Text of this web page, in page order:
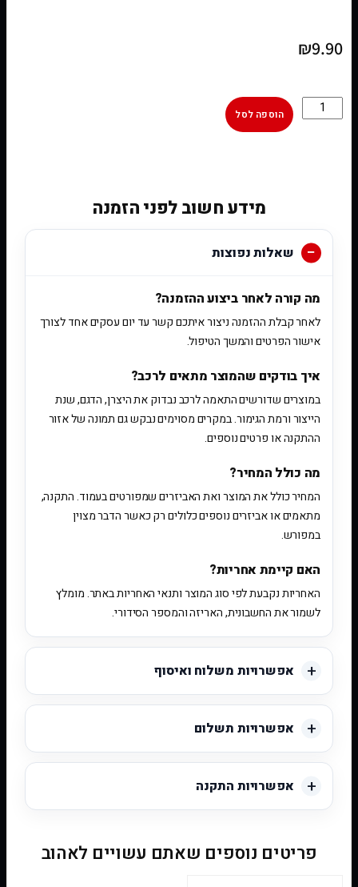
₪9.90
הוספה לסל
מידע חשוב לפני הזמנה
שאלות נפוצות
מה קורה לאחר ביצוע ההזמנה?
לאחר קבלת ההזמנה ניצור איתכם קשר עד יום עסקים אחד לצורך
אישור הפרטים והמשך הטיפול.
איך בודקים שהמוצר מתאים לרכב?
במוצרים שדורשים התאמה לרכב נבדוק את היצרן, הדגם, שנת
הייצור ורמת הגימור. במקרים מסוימים נבקש גם תמונה של אזור
ההתקנה או פרטים נוספים.
מה כולל המחיר?
המחיר כולל את המוצר ואת האביזרים שמפורטים בעמוד. התקנה,
מתאמים או אביזרים נוספים כלולים רק כאשר הדבר מצוין
במפורש.
האם קיימת אחריות?
האחריות נקבעת לפי סוג המוצר ותנאי האחריות באתר. מומלץ
לשמור את החשבונית, האריזה והמספר הסידורי.
אפשרויות משלוח ואיסוף
אפשרויות תשלום
אפשרויות התקנה
פריטים נוספים שאתם עשויים לאהוב